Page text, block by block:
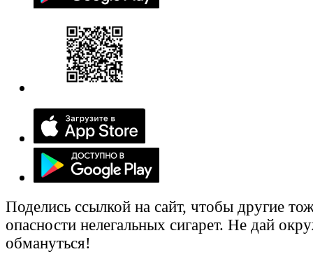
Поделись ссылкой на сайт, чтобы другие
опасности нелегальных сигарет. Не дай
обмануться!